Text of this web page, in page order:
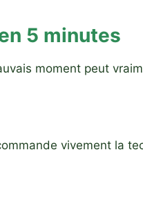
5 minutes
moment peut
vivement la